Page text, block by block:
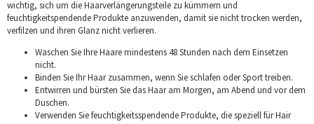
wichtig, sich um die Haarverlängerungsteile zu kümmern und
feuchtigkeitspendende Produkte anzuwenden, damit sie nicht trocken werden,
verfilzen und ihren Glanz nicht verlieren.
Waschen Sie Ihre Haare mindestens 48 Stunden nach dem Einsetzen
nicht.
Binden Sie Ihr Haar zusammen, wenn Sie schlafen oder Sport treiben.
Entwirren und bürsten Sie das Haar am Morgen, am Abend und vor dem
Duschen.
Verwenden Sie feuchtigkeitsspendende Produkte, die speziell für Hair